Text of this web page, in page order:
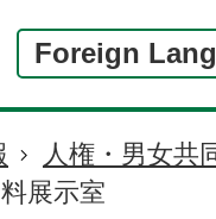
Foreign
人権・男女共
展示室